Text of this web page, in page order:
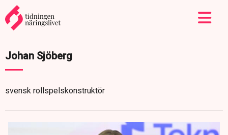
Johan Sjöberg
svensk rollspelskonstruktör